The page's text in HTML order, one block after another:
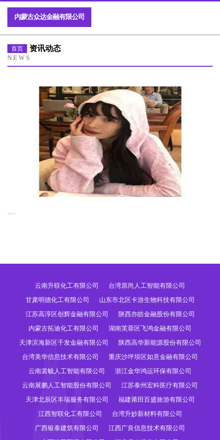
内蒙古众达金融有限公司
首页 资讯动态
NEWS
....
云南升联化工有限公司
台湾原尚人工智能有限公司
甘肃明德化工有限公司
山东市北区卡游生物科技有限公司
江苏高淳区创辉金融有限公司
陕西亦皓金融股份有限公司
内蒙古拓迪化工有限公司
湖南芙蓉区飞鸿金融有限公司
天津滨海新区千发金融有限公司
陕西高华新能源股份有限公司
台湾美华信息技术有限公司
重庆沙坪坝区如意金融有限公司
云南裳毓人工智能有限公司
浙江金华鸿运环保有限公司
云南展鹏人工智能股份有限公司
江苏泰州宏科医疗有限公司
天津北辰区丰瑞服务有限公司
福建莆田百盛旅游有限公司
江西智联化工有限公司
台湾升妙新材料有限公司
广西银泰建筑有限公司
江西广良信息技术有限公司